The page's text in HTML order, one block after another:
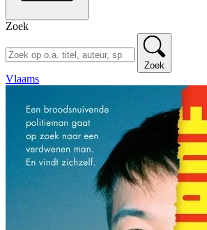
Zoek
Zoek
Vlaams